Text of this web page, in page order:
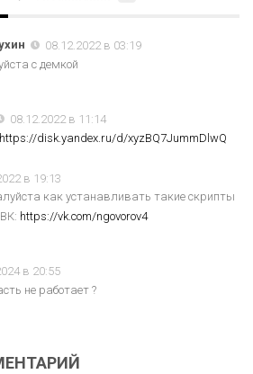
08.12.2022 в 03:19
с демкой
08.12.2022 в 11:14
https://disk.yandex.ru/d/xyzBQ7JummDlwQ
в 19:13
как устанавливать такие скрипты
https://vk.com/ngovorov4
в 20:55
не работает ?